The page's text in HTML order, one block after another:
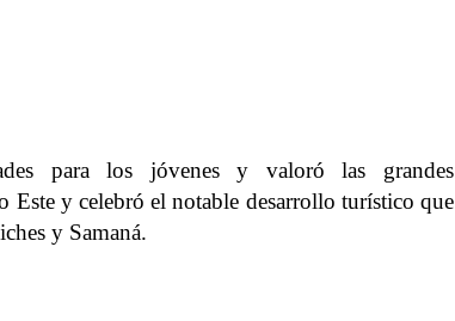
para los jóvenes y valoró las grandes
Este y celebró el notable desarrollo turístico que
y Samaná.